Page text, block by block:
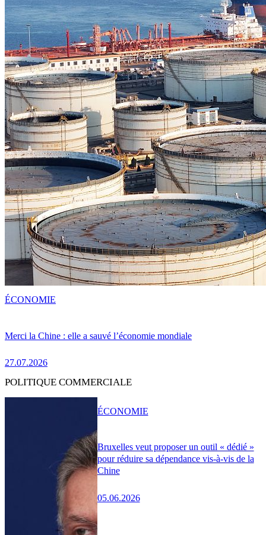
Merci la Chine : elle a sauvé l’économie mondiale
27.07.2026
ÉCONOMIE
POLITIQUE COMMERCIALE
Bruxelles veut proposer un outil « dédié »
pour réduire sa dépendance vis-à-vis de la
Chine
05.06.2026
ÉCONOMIE